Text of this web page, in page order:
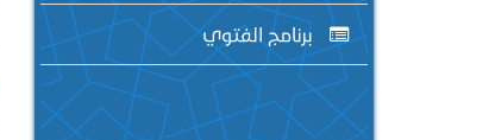
برنامج الفتوي